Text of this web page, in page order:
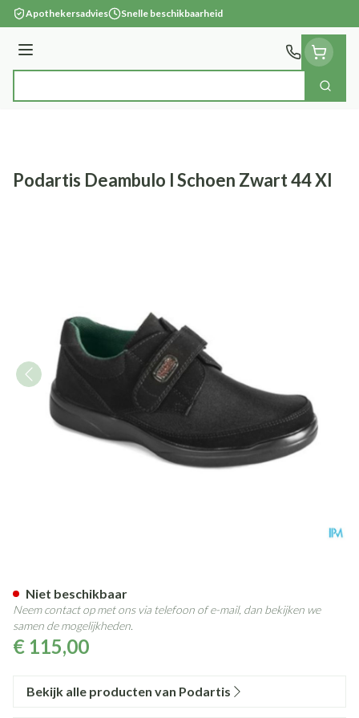
Ga naar de inhoud
Apothekersadvies Snelle beschikbaarheid
Menu
Zoek
Podartis Deambulo l Schoen Zwart 44 Xl
€ 115,00
Niet beschikbaar
Neem contact op met ons via telefoon of e-mail, dan bekijken we
samen de mogelijkheden.
Bekijk alle producten van Podartis